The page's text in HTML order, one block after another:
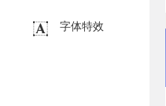
 字体特效